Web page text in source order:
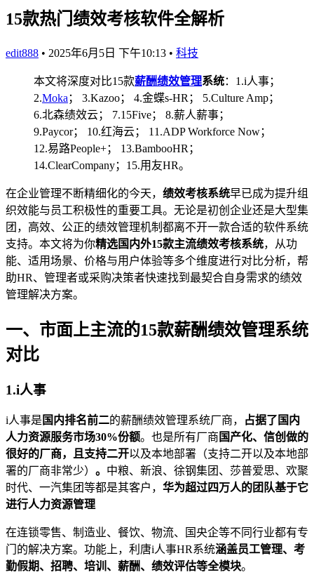
15款热门绩效考核软件全解析
edit888 • 2025年6月5日 下午10:13 • 科技
本文将深度对比15款薪酬绩效管理系统：1.i人事；
2.Moka ； 3.Kazoo； 4.金蝶s-HR； 5.Culture Amp；
6.北森绩效云； 7.15Five； 8.薪人薪事；
9.Paycor； 10.红海云； 11.ADP Workforce Now；
12.易路People+； 13.BambooHR；
14.ClearCompany；15.用友HR。
在企业管理不断精细化的今天， 绩效考核系统早已成为提升组
织效能与员工积极性的重要工具。无论是初创企业还是大型集
团，高效、公正的绩效管理机制都离不开一款合适的软件系统
支持。本文将为你精选国内外15款主流绩效考核系统，从功
能、适用场景、价格与用户体验等多个维度进行对比分析，帮
助HR、管理者或采购决策者快速找到最契合自身需求的绩效
管理解决方案。
一、市面上主流的15款薪酬绩效管理系统
对比
1.i人事
i人事是 国内排名前二的薪酬绩效管理系统厂商，
占据了国内
人力资源服务市场30%份额。也是所有厂商 国产化、信创做的
很好的厂商，且支持二开以及本地部署（支持二开以及本地部
署的厂商非常少） 。 中粮、新浪、徐钢集团、莎普爱思、欢聚
时代、一汽集团等都是其客户， 华为超过四万人的团队基于它
进行人力资源管理
在连锁零售、制造业、餐饮、物流、国央企等不同行业都有专
门的解决方案。功能上，利唐i人事HR系统涵盖员工管理、考
勤假期、招聘、培训、薪酬、绩效评估等全模块。